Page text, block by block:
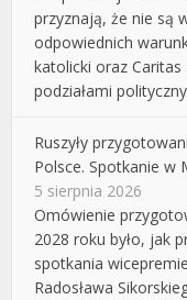
przyznają, że nie są
odpowiednich
katolicki oraz
podziałami
Ruszyły
Polsce. Spotkanie w
5 sierpnia 2026
Omówienie
2028 roku było, jak
spotkania
Radosława